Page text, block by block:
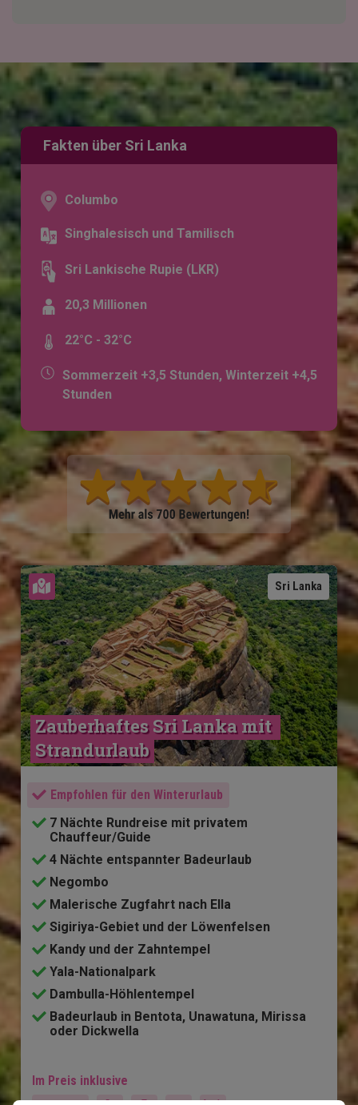
Fakten über Sri Lanka
Columbo
Singhalesisch und Tamilisch
Sri Lankische Rupie (LKR)
20,3 Millionen
22°C - 32°C
Sommerzeit +3,5 Stunden, Winterzeit +4,5
Stunden
Sri Lanka
Karte ansehen
Zauberhaftes Sri Lanka mit
Strandurlaub
Empfohlen für den Winterurlaub
7 Nächte Rundreise mit privatem
Chauffeur/Guide
4 Nächte entspannter Badeurlaub
Negombo
Malerische Zugfahrt nach Ella
Sigiriya-Gebiet und der Löwenfelsen
Kandy und der Zahntempel
Yala-Nationalpark
Dambulla-Höhlentempel
Badeurlaub in Bentota, Unawatuna, Mirissa
oder Dickwella
Im Preis inklusive